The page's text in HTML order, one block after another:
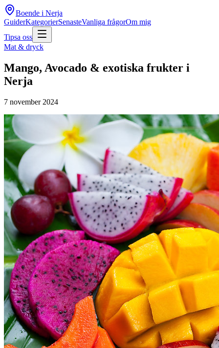
Boende i Nerja
GuiderKategorierSenasteVanliga frågorOm mig
Tipsa oss
Mat & dryck
Mango, Avocado & exotiska frukter i
Nerja
7 november 2024